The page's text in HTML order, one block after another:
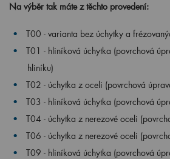
Na výběr tak máte z těchto provedení:
T00 - varianta bez úchytky a
T01 - hliníková úchytka (povrchová
hliníku)
T02 - úchytka z oceli (povrchová
T03 - hliníková úchytka (povrchová
T04 - úchytka z nerezové oceli
T06 - úchytka z nerezové oceli
T09 - hliníková úchytka (povrchová